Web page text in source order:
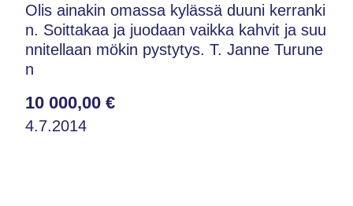
Olis ainakin omassa kylässä duuni kerranki
n. Soittakaa ja juodaan vaikka kahvit ja suu
nnitellaan mökin pystytys. T. Janne Turune
n
10 000,00 €
4.7.2014